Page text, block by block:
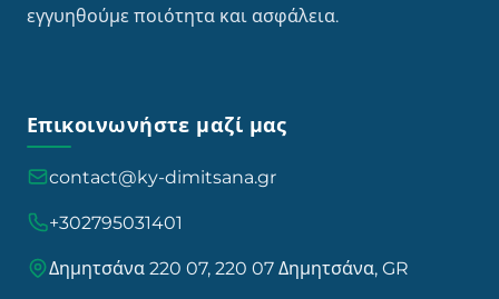
εγγυηθούμε ποιότητα και ασφάλεια.
Επικοινωνήστε μαζί μας
contact@ky-dimitsana.gr
+302795031401
Δημητσάνα 220 07, 220 07 Δημητσάνα, GR